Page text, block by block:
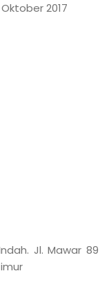
2017
Jl. Mawar 89